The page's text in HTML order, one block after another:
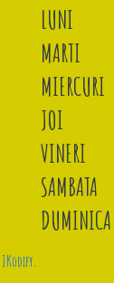
LUNI
MARTI
MIERCURI
JOI
VINERI
SAMBATA
DUMINICA
JKodify.